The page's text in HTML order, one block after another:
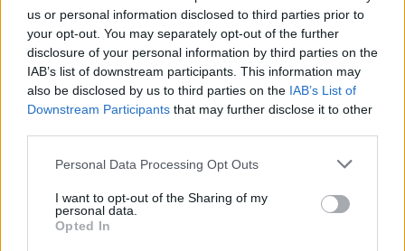
us or personal information disclosed to third parties prior to
your opt-out. You may separately opt-out of the further
disclosure of your personal information by third parties on the
IAB’s list of downstream participants. This information may
also be disclosed by us to third parties on the IAB’s List of
Downstream Participants that may further disclose it to other
Personal Data Processing Opt Outs
I want to opt-out of the Sharing of my
personal data.
Opted In